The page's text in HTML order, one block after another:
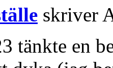
skriver
tänkte en